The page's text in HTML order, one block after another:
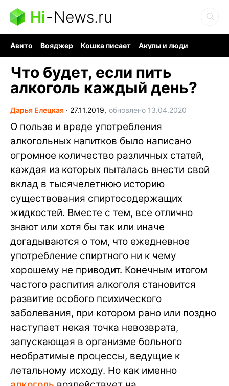
Hi-News.ru
Авито Вояджер Кошка писает
Акулы и люди
Что будет, если пить
алкоголь каждый день?
Дарья Елецкая ∙ 27.11.2019, обновлено 13.04.2020
О пользе и вреде употребления
алкогольных напитков было написано
огромное количество различных статей,
каждая из которых пыталась внести свой
вклад в тысячелетнюю историю
существования спиртосодержащих
жидкостей. Вместе с тем, все отлично
знают или хотя бы так или иначе
догадываются о том, что ежедневное
употребление спиртного ни к чему
хорошему не приводит. Конечным итогом
частого распития алкоголя становится
развитие особого психического
заболевания, при котором рано или поздно
наступает некая точка невозврата,
запускающая в организме больного
необратимые процессы, ведущие к
летальному исходу. Но как именно